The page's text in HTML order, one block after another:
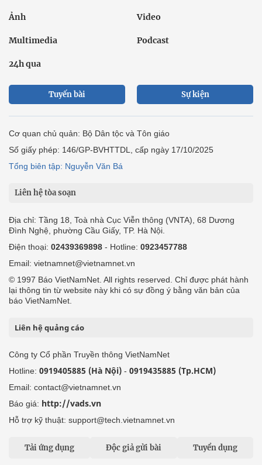
Ảnh Video
Multimedia Podcast
24h qua
Tuyến bài Sự kiện
Cơ quan chủ quản: Bộ Dân tộc và Tôn giáo
Số giấy phép: 146/GP-BVHTTDL, cấp ngày 17/10/2025
Tổng biên tập: Nguyễn Văn Bá
Liên hệ tòa soạn
Địa chỉ: Tầng 18, Toà nhà Cục Viễn thông (VNTA), 68 Dương
Đình Nghệ, phường Cầu Giấy, TP. Hà Nội.
Điện thoại: 02439369898 - Hotline: 0923457788
Email: vietnamnet@vietnamnet.vn
© 1997 Báo VietNamNet. All rights reserved. Chỉ được phát hành
lại thông tin từ website này khi có sự đồng ý bằng văn bản của
báo VietNamNet.
Liên hệ quảng cáo
Công ty Cổ phần Truyền thông VietNamNet
Hotline: 0919405885 (Hà Nội) - 0919435885 (Tp.HCM)
Email: contact@vietnamnet.vn
Báo giá: http://vads.vn
Hỗ trợ kỹ thuật: support@tech.vietnamnet.vn
Tải ứng dụng Độc giả gửi bài Tuyển dụng